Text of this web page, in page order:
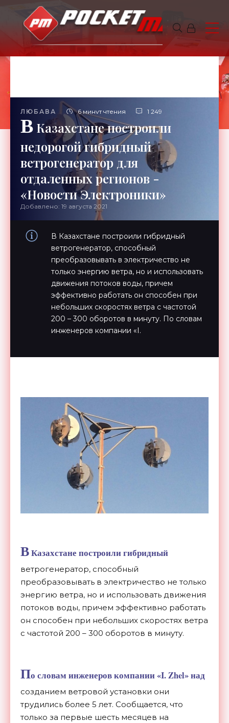
ЛЮБАВА 6 минут чтения 1 249
В Казахстане построили
недорогой гибридный
ветрогенератор для
отдаленных регионов -
«Новости Электроники»
Добавлено: 19 августа 2021
В Казахстане построили гибридный
ветрогенератор, способный
преобразовывать в электричество не
только энергию ветра, но и использовать
движения потоков воды, причем
эффективно работать он способен при
небольших скоростях ветра с частотой
200 – 300 оборотов в минуту. По словам
инженеров компании «I.
ВКазахстане построили гибридный
ветрогенератор, способный
преобразовывать в электричество не только
энергию ветра, но и использовать движения
потоков воды, причем эффективно работать
он способен при небольших скоростях ветра
с частотой 200 – 300 оборотов в минуту.
По словам инженеров компании «I. Zhel» над
созданием ветровой установки они
трудились более 5 лет. Сообщается, что
только за первые шесть месяцев на